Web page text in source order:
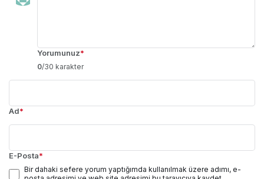
Yorumunuz*
0/30 karakter
Ad*
E-Posta*
Bir dahaki sefere yorum yaptığımda kullanılmak üzere adımı, e-